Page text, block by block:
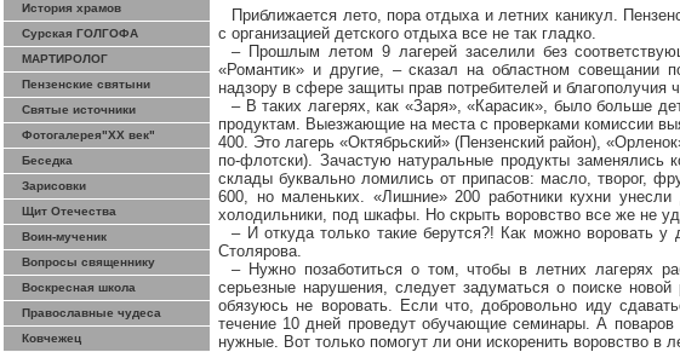
История храмов
Сурская ГОЛГОФА
МАРТИРОЛОГ
Пензенские святыни
Святые источники
Фотогалерея"ХХ век"
Беседка
Зарисовки
Щит Отечества
Воин-мученик
Вопросы священнику
Воскресная школа
Православные чудеса
Ковчежец
Приближается лето, пора отдыха и летних каникул.
с организацией детского отдыха все не так гладко.
– Прошлым летом 9 лагерей заселили без
«Романтик» и другие, – сказал на областном совещании
надзору в сфере защиты прав потребителей и благополучия
– В таких лагерях, как «Заря», «Карасик», было больше
продуктам. Выезжающие на места с проверками комиссии
400. Это лагерь «Октябрьский» (Пензенский район),
по-флотски). Зачастую натуральные продукты
склады буквально ломились от припасов: масло, творог,
600, но маленьких. «Лишние» 200 работники кухни
холодильники, под шкафы. Но скрыть воровство все же не
– И откуда только такие берутся?! Как можно воровать у
Столярова.
– Нужно позаботиться о том, чтобы в летних лагерях
серьезные нарушения, следует задуматься о поиске
обязуюсь не воровать. Если что, добровольно иду
течение 10 дней проведут обучающие семинары. А
нужные. Вот только помогут ли они искоренить воровство в